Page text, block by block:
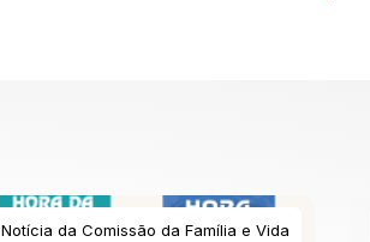
Notícia da Comissão da Família e Vida